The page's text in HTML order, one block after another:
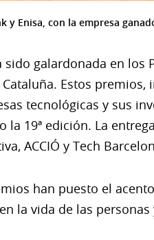
y Enisa, con la empresa
sido galardonada en los
Estos
tecnológicas y sus
la 19ª edición. La
ACCIÓ y Tech
han puesto el
la vida de las